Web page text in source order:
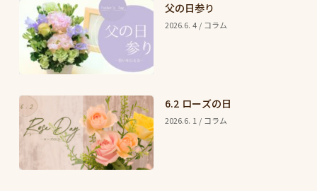
父の日参り
2026.6. 4 / コラム
6.2 ローズの日
2026.6. 1 / コラム